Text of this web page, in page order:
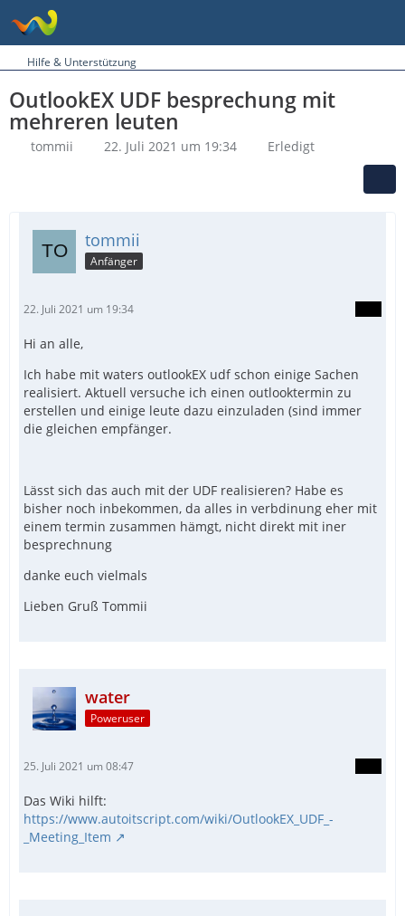
Hilfe & Unterstützung
OutlookEX UDF besprechung mit
mehreren leuten
tommii 22. Juli 2021 um 19:34 Erledigt
tommii
Anfänger
22. Juli 2021 um 19:34
Hi an alle,
Ich habe mit waters outlookEX udf schon einige Sachen
realisiert. Aktuell versuche ich einen outlooktermin zu
erstellen und einige leute dazu einzuladen (sind immer
die gleichen empfänger.
Lässt sich das auch mit der UDF realisieren? Habe es
bisher noch inbekommen, da alles in verbdinung eher mit
einem termin zusammen hämgt, nicht direkt mit iner
besprechnung
danke euch vielmals
Lieben Gruß Tommii
water
Poweruser
25. Juli 2021 um 08:47
Das Wiki hilft:
https://www.autoitscript.com/wiki/OutlookEX_UDF_-
_Meeting_Item